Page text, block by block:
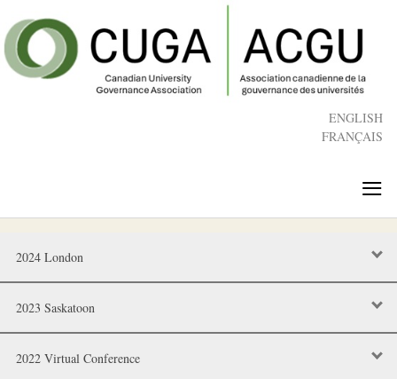
to
main
content
ENGLISH
FRANÇAIS
≡
2024 London
2023 Saskatoon
2022 Virtual Conference